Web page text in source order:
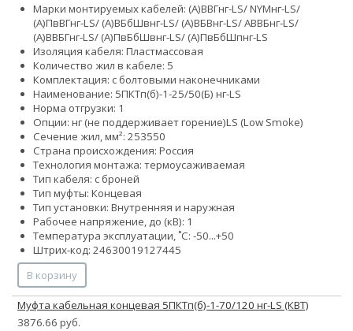
Марки монтируемых кабелей: (А)ВВГнг-LS/ NYMнг-LS/
(А)ПвВГнг-LS/ (А)ВБбШвнг-LS/ (А)ВБВнг-LS/ АВВБнг-LS/
(А)ВВБГнг-LS/ (А)ПвБбШвнг-LS/ (А)ПвБбШпнг-LS
Изоляция кабеля: Пластмассовая
Количество жил в кабеле: 5
Комплектация: с болтовыми наконечниками
Наименование: 5ПКТп(б)-1-25/50(Б) нг-LS
Норма отгрузки: 1
Опции: нг (не поддерживает горение)LS (Low Smoke)
Сечение жил, мм²: 253550
Страна происхождения: Россия
Технология монтажа: термоусаживаемая
Тип кабеля: с броней
Тип муфты: Концевая
Тип установки: Внутренняя и наружная
Рабочее напряжение, до (кВ): 1
Температура эксплуатации, ˚С: -50...+50
Штрих-код: 24630019127445
В корзину
Муфта кабельная концевая 5ПКТп(б)-1-70/120 нг-LS (КВТ)
3876.66 руб.